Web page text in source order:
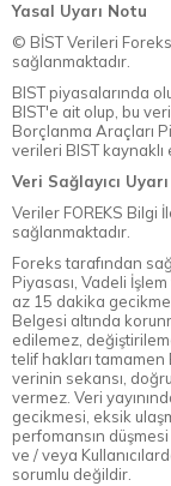
Yasal Uyarı Notu
© BİST Verileri
sağlanmaktadır.
BIST piyasalarında
BIST'e ait olup, bu
Borçlanma Araçları
verileri BIST
Veri Sağlayıcı
Veriler FOREKS Bilgi
sağlanmaktadır.
Foreks tarafından
Piyasası, Vadeli
az 15 dakika
Belgesi altında
edilemez,
telif hakları tamamen
verinin sekansı,
vermez. Veri
gecikmesi, eksik
perfomansın düşmesi
ve / veya
sorumlu değildir.